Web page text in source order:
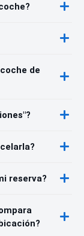
de
reserva?